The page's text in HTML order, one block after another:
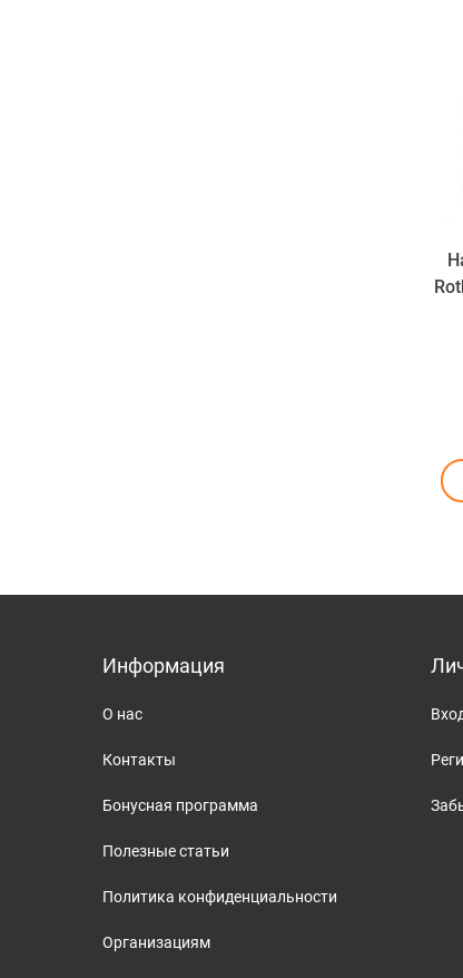
Информация
О нас
Контакты
Бонусная программа
Полезные статьи
Политика конфиденциальности
Организациям